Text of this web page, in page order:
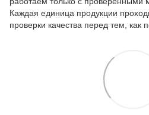
Каждая единица продукции
проверки качества перед тем, как